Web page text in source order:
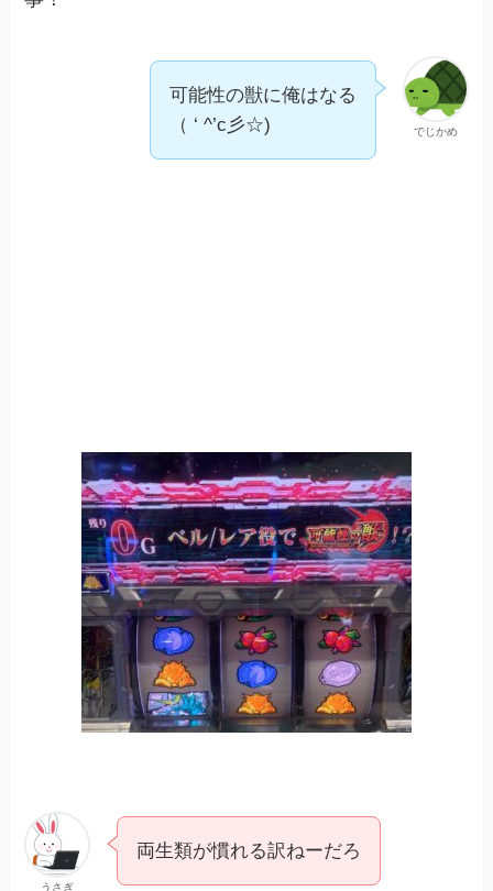
でじかめ
可能性の獣に俺はなる
（ ‘ ^’c彡☆)
うさぎ
両生類が慣れる訳ねーだろ